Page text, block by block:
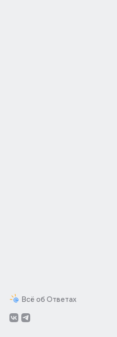
Всё об Ответах